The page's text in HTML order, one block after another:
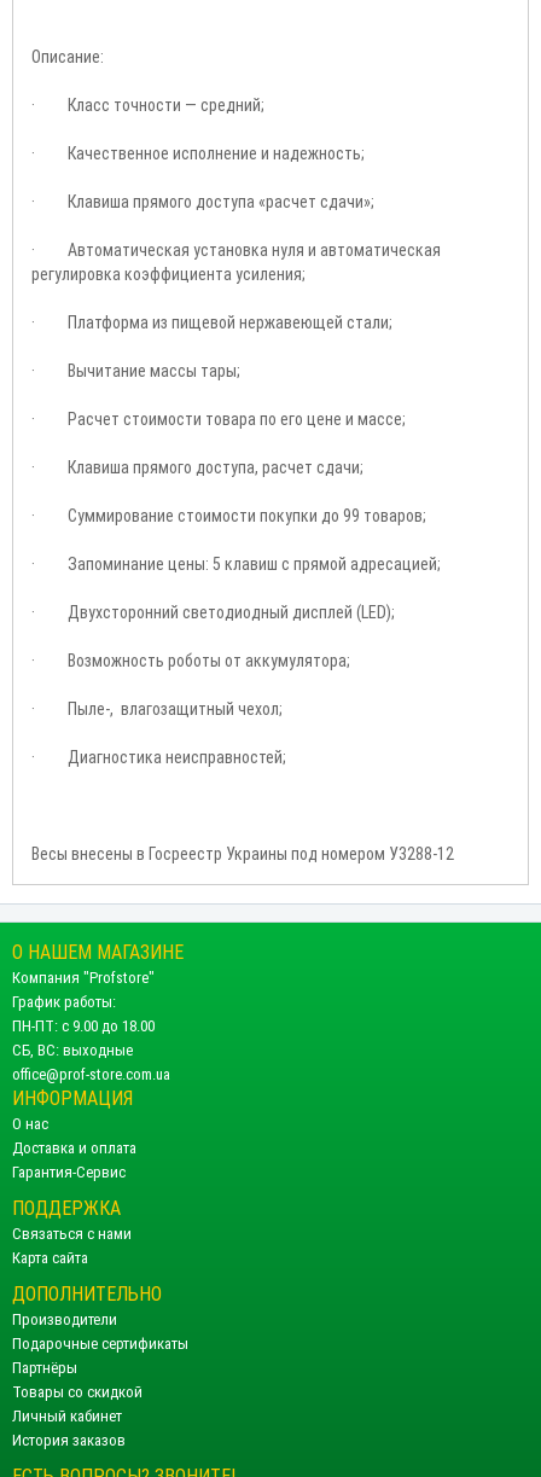
Описание:
· Класс точности — средний;
· Качественное исполнение и надежность;
· Клавиша прямого доступа «расчет сдачи»;
· Автоматическая установка нуля и автоматическая
регулировка коэффициента усиления;
· Платформа из пищевой нержавеющей стали;
· Вычитание массы тары;
· Расчет стоимости товара по его цене и массе;
· Клавиша прямого доступа, расчет сдачи;
· Суммирование стоимости покупки до 99 товаров;
· Запоминание цены: 5 клавиш с прямой адресацией;
· Двухсторонний светодиодный дисплей (LED);
· Возможность роботы от аккумулятора;
· Пыле-, влагозащитный чехол;
· Диагностика неисправностей;
Весы внесены в Госреестр Украины под номером У3288-12
О НАШЕМ МАГАЗИНЕ
Компания "Profstore"
График работы:
ПН-ПТ: с 9.00 до 18.00
СБ, ВС: выходные
office@prof-store.com.ua
ИНФОРМАЦИЯ
О нас
Доставка и оплата
Гарантия-Сервис
ПОДДЕРЖКА
Связаться с нами
Карта сайта
ДОПОЛНИТЕЛЬНО
Производители
Подарочные сертификаты
Партнёры
Товары со скидкой
Личный кабинет
История заказов